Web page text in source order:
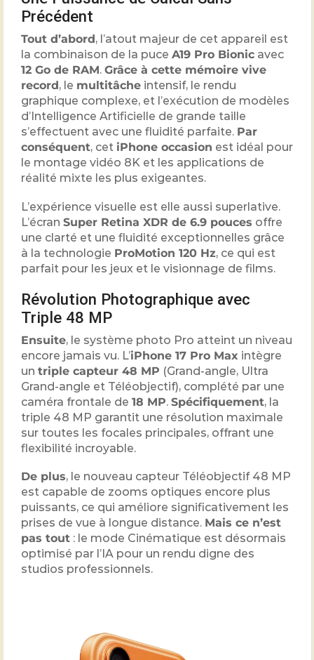
Précédent
Tout d’abord , l’atout majeur de cet appareil est
la combinaison de la puce A19 Pro Bionic avec
12 Go de RAM. Grâce à cette mémoire vive
record , le multitâche intensif, le rendu
graphique complexe, et l’exécution de modèles
d’Intelligence Artificielle de grande taille
s’effectuent avec une fluidité parfaite. Par
conséquent, cet iPhone occasion est idéal pour
le montage vidéo 8 K et les applications de
réalité mixte les plus exigeantes.
L’expérience visuelle est elle aussi superlative.
L’écran Super Retina XDR de 6.9 pouces offre
une clarté et une fluidité exceptionnelles grâce
à la technologie ProMotion 120 Hz, ce qui est
parfait pour les jeux et le visionnage de films.
Révolution Photographique avec
Triple 48 MP
Ensuite, le système photo Pro atteint un niveau
encore jamais vu. L’iPhone 17 Pro Max intègre
un triple capteur 48 MP (Grand-angle, Ultra
Grand-angle et Téléobjectif), complété par une
caméra frontale de 18 MP. Spécifiquement, la
triple 48 MP garantit une résolution maximale
sur toutes les focales principales, offrant une
flexibilité incroyable.
De plus, le nouveau capteur Téléobjectif 48 MP
est capable de zooms optiques encore plus
puissants, ce qui améliore significativement les
prises de vue à longue distance. Mais ce n’est
pas tout : le mode Cinématique est désormais
optimisé par l’IA pour un rendu digne des
studios professionnels.